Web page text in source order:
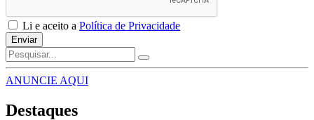
Li e aceito a Política de Privacidade
Enviar
ANUNCIE AQUI
Destaques